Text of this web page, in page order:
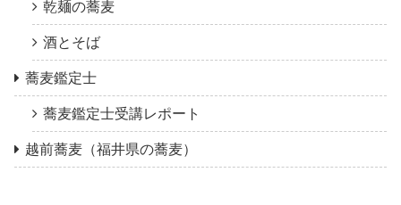
乾麺の蕎麦
酒とそば
蕎麦鑑定士
蕎麦鑑定士受講レポート
越前蕎麦（福井県の蕎麦）